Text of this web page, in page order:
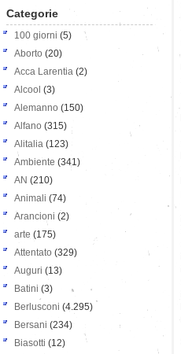
Categorie
100 giorni (5)
Aborto (20)
Acca Larentia (2)
Alcool (3)
Alemanno (150)
Alfano (315)
Alitalia (123)
Ambiente (341)
AN (210)
Animali (74)
Arancioni (2)
arte (175)
Attentato (329)
Auguri (13)
Batini (3)
Berlusconi (4.295)
Bersani (234)
Biasotti (12)